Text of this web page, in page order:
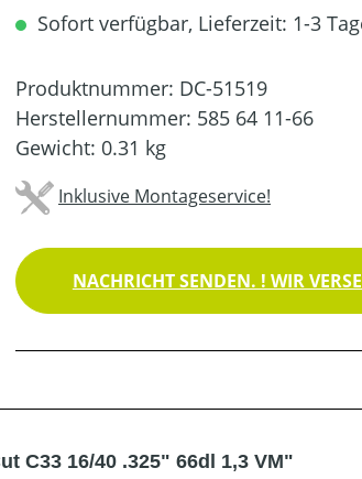
Sofort verfügbar, Lieferzeit: 1-3
Produktnummer: DC-51519
Herstellernummer: 585 64 11-66
Gewicht: 0.31 kg
Inklusive Montageservice!
NACHRICHT SENDEN. ! WIR
C33 16/40 .325" 66dl 1,3 VM"